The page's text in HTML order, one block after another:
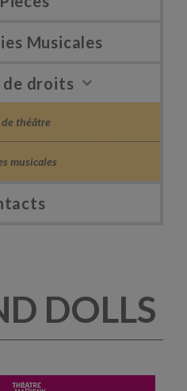
Musicales
de droits
de théâtre
musicales
DOLLS